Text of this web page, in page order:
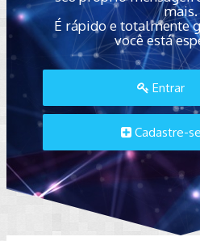
mais.
É rápido e totalmente
você está
Entrar
Cadastre-se